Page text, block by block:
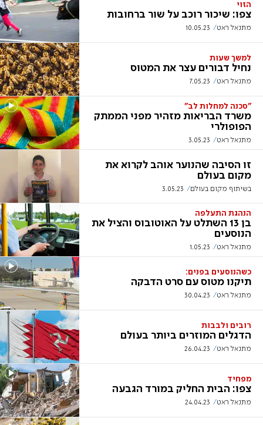
הזוי
צפו: שיכור רוכב על שור ברחובות
מתנאל ראט 10.05.23
למשך שעות
נחיל דבורים עצר את המטוס
מתנאל ראט 7.05.23
"סכנה למחלות לב"
משרד הבריאות מזהיר מפני הממתק
הפופולרי
מתנאל ראט 3.05.23
זו הסיבה שהנוער אוהב לקרוא את
מקום בעולם
בשיתוף מקום בעולם 3.05.23
הנהגת התעלפה
בן 13 השתלט על האוטובוס והציל את
הנוסעים
מתנאל ראט 1.05.23
כשהנוסעים בפנים:
תיקנו מטוס עם סרט הדבקה
מתנאל ראט 30.04.23
רובים ולבבות
הדגלים המוזרים ביותר בעולם
מתנאל ראט 26.04.23
מפחיד
צפו: הבית החליק במורד הגבעה
מתנאל ראט 24.04.23